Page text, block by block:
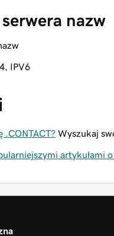
nazw
IPV6
.CONTACT? Wyszukaj
artykułami o